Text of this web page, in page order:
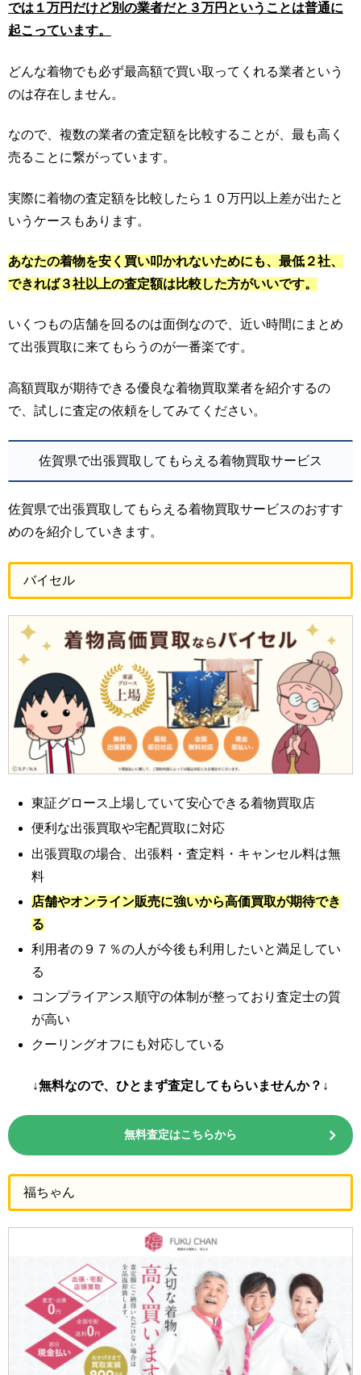
では１万円だけど別の業者だと３万円ということは普通に
起こっています。
どんな着物でも必ず最高額で買い取ってくれる業者という
のは存在しません。
なので、複数の業者の査定額を比較することが、最も高く
売ることに繋がっています。
実際に着物の査定額を比較したら１０万円以上差が出たと
いうケースもあります。
あなたの着物を安く買い叩かれないためにも、最低２社、
できれば３社以上の査定額は比較した方がいいです。
いくつもの店舗を回るのは面倒なので、近い時間にまとめ
て出張買取に来てもらうのが一番楽です。
高額買取が期待できる優良な着物買取業者を紹介するの
で、試しに査定の依頼をしてみてください。
佐賀県で出張買取してもらえる着物買取サービス
佐賀県で出張買取してもらえる着物買取サービスのおすす
めのを紹介していきます。
バイセル
東証グロース上場していて安心できる着物買取店
便利な出張買取や宅配買取に対応
出張買取の場合、出張料・査定料・キャンセル料は無
料
店舗やオンライン販売に強いから高価買取が期待でき
る
利用者の９７％の人が今後も利用したいと満足してい
る
コンプライアンス順守の体制が整っており査定士の質
が高い
クーリングオフにも対応している
↓無料なので、ひとまず査定してもらいませんか？↓
無料査定はこちらから
福ちゃん